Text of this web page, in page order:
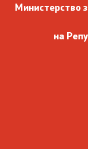
Министерство
на